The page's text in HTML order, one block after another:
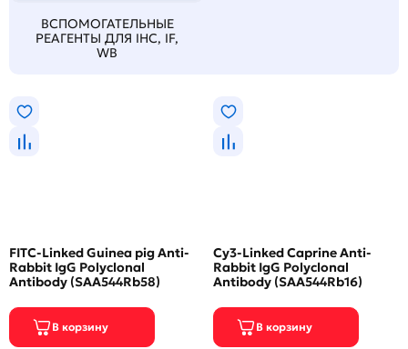
ВСПОМОГАТЕЛЬНЫЕ
РЕАГЕНТЫ ДЛЯ IHC, IF,
WB
FITC-Linked Guinea pig Anti-
Rabbit IgG Polyclonal
Antibody (SAA544Rb58)
Cy3-Linked Caprine Anti-
Rabbit IgG Polyclonal
Antibody (SAA544Rb16)